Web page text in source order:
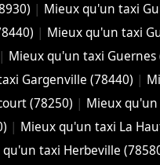
| Mieux qu'un taxi
| Mieux qu'un taxi
| Mieux qu'un taxi Guernes
Gargenville (78440) |
(78250) | Mieux
| Mieux qu'un taxi La
taxi Herbeville